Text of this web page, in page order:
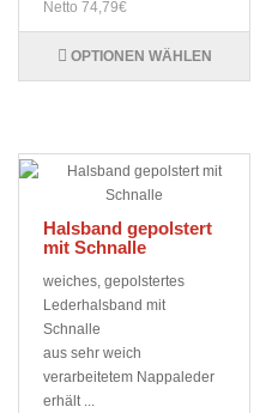
Netto 74,79€
OPTIONEN WÄHLEN
Halsband gepolstert
mit Schnalle
weiches, gepolstertes
Lederhalsband mit
Schnalle
aus sehr weich
verarbeitetem Nappaleder
erhält ...